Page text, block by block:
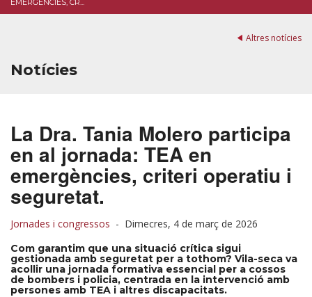
EMERGÈNCIES, CR...
Altres notícies
Notícies
La Dra. Tania Molero participa
en al jornada: TEA en
emergències, criteri operatiu i
seguretat.
Jornades i congressos - Dimecres, 4 de març de 2026
Com garantim que una situació crítica sigui
gestionada amb seguretat per a tothom? Vila-seca va
acollir una jornada formativa essencial per a cossos
de bombers i policia, centrada en la intervenció amb
persones amb TEA i altres discapacitats.